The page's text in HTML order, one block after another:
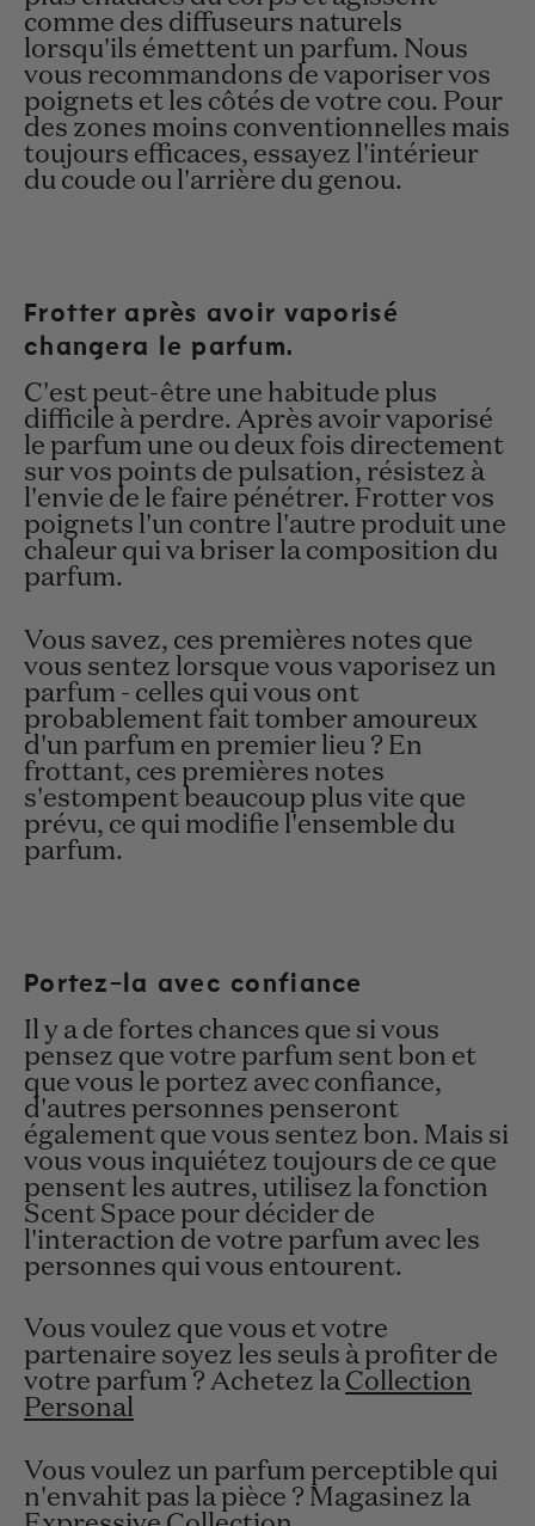
comme des diffuseurs naturels
lorsqu'ils émettent un parfum. Nous
vous recommandons de vaporiser vos
poignets et les côtés de votre cou. Pour
des zones moins conventionnelles mais
toujours efficaces, essayez l'intérieur
du coude ou l'arrière du genou.
Frotter après avoir vaporisé
changera le parfum.
C'est peut-être une habitude plus
difficile à perdre. Après avoir vaporisé
le parfum une ou deux fois directement
sur vos points de pulsation, résistez à
l'envie de le faire pénétrer. Frotter vos
poignets l'un contre l'autre produit une
chaleur qui va briser la composition du
parfum.
Vous savez, ces premières notes que
vous sentez lorsque vous vaporisez un
parfum - celles qui vous ont
probablement fait tomber amoureux
d'un parfum en premier lieu ? En
frottant, ces premières notes
s'estompent beaucoup plus vite que
prévu, ce qui modifie l'ensemble du
parfum.
Portez-la avec confiance
Il y a de fortes chances que si vous
pensez que votre parfum sent bon et
que vous le portez avec confiance,
d'autres personnes penseront
également que vous sentez bon. Mais si
vous vous inquiétez toujours de ce que
pensent les autres, utilisez la fonction
Scent Space pour décider de
l'interaction de votre parfum avec les
personnes qui vous entourent.
Vous voulez que vous et votre
partenaire soyez les seuls à profiter de
votre parfum ? Achetez la Collection
Personal
Vous voulez un parfum perceptible qui
n'envahit pas la pièce ? Magasinez la